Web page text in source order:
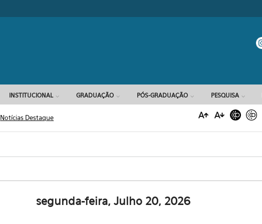
Formulário de busca
INSTITUCIONAL GRADUAÇÃO PÓS-GRADUAÇÃO PESQUISA
Notícias Destaque
segunda-feira, Julho 20, 2026